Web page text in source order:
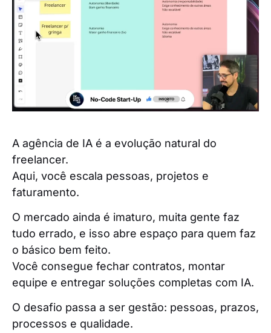
A agência de IA é a evolução natural do
freelancer.
Aqui, você escala pessoas, projetos e
faturamento.
O mercado ainda é imaturo, muita gente faz
tudo errado, e isso abre espaço para quem faz
o básico bem feito.
Você consegue fechar contratos, montar
equipe e entregar soluções completas com IA.
O desafio passa a ser gestão: pessoas, prazos,
processos e qualidade.